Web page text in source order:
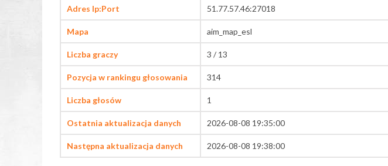
Adres Ip:Port 51.77.57.46:27018
Mapa aim_map_esl
Liczba graczy 3 / 13
Pozycja w rankingu głosowania 314
Liczba głosów 1
Ostatnia aktualizacja danych 2026-08-08 19:35:00
Następna aktualizacja danych 2026-08-08 19:38:00